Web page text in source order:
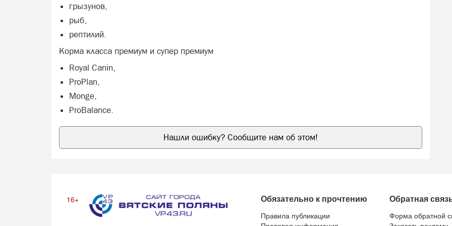
грызунов,
рыб,
рептилий.
Корма класса премиум и супер премиум
Royal Canin,
ProPlan,
Monge,
ProBalance.
Нашли ошибку? Сообщите нам об этом!
16+ Обязательно к прочтению
Правила публикации
Обратная
Форма обратной